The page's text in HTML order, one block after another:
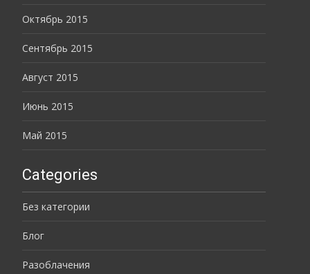
Октябрь 2015
Сентябрь 2015
Август 2015
Июнь 2015
Май 2015
Categories
Без категории
Блог
Разоблачения